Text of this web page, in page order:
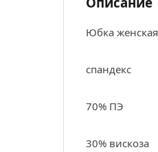
Юбка женская
спандекс
70% ПЭ
30% вискоза